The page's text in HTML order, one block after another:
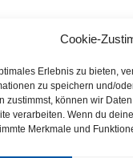
Cookie-
Erlebnis zu bieten,
zu speichern und/
zustimmst, können wir
verarbeiten. Wenn du
Merkmale und